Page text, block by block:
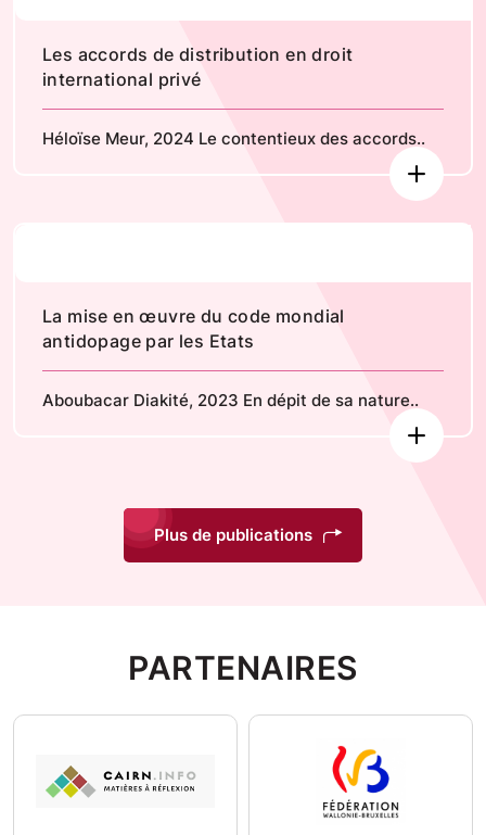
Les accords de distribution en droit
international privé
Héloïse Meur, 2024 Le contentieux des accords..
La mise en œuvre du code mondial
antidopage par les Etats
Aboubacar Diakité, 2023 En dépit de sa nature..
Plus de publications
PARTENAIRES